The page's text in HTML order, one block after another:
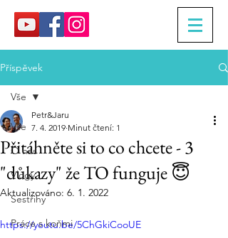
Příspěvek
Vše
O nás
Vlogy
Sestřihy
Práce s koňmi
Vše
Přitáhněte si to co chcete - 3
"důkazy" že TO funguje 😇
Petr&Jaru
7. 4. 2019 Minut čtení: 1
Aktualizováno: 6. 1. 2022
https://youtu.be/5ChGkiCooUE